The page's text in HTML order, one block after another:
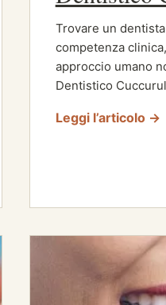
Trovare un
competenza
approccio umano
Dentistico
Leggi l’articolo →